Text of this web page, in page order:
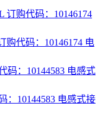
购代码：10146174 电
：10144583 电感式接